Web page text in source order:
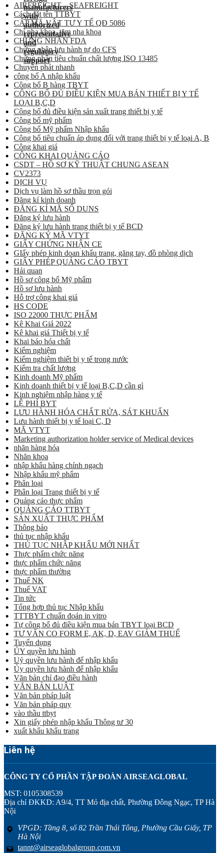
AIRFREIGHT – SEAFREIGHT
Cách đặt tên TTBYT
CẤP MÃ VẬT TƯ Y TẾ QĐ 5086
Chỉ nha khoa, tăm nha khoa
CHỨNG NHẬN FDA
Chứng nhận lưu hành tự do CFS
Chứng nhận tiêu chuẩn chất lượng ISO 13485
Chuyển phát nhanh
công bố A nhập khẩu
Công bố B hàng TBYT
CÔNG BỐ ĐỦ ĐIỀU KIỆN MUA BÁN THIẾT BỊ Y TẾ
LOẠI B,C,D
Công bố đủ điều kiện sản xuất trang thiết bị y tế
Công bố mỹ phẩm
Công bố Mỹ phẩm Nhập khẩu
Công bố tiêu chuẩn áp dụng đối với trang thiết bị y tế loại A, B
Công khai giá
CÔNG KHAI QUẢNG CÁO
CSDT – HỒ SƠ KỸ THUẬT CHUNG ASEAN
CV2373
DỊCH VỤ
Dịch vụ làm hồ sơ thầu trọn gói
Đăng kí kinh doanh
ĐĂNG KÍ MÃ SỐ DUNS
Đăng ký lưu hành
Đăng ký lưu hành trang thiết bị y tế BCD
ĐĂNG KÝ MÃ VTYT
GIẤY CHỨNG NHẬN CE
GIấy phép kinh doan khẩu trang, găng tay, đồ phòng dịch
GIẤY PHÉP QUẢNG CÁO TBYT
Hải quan
Hồ sơ công bố Mỹ phẩm
Hồ sơ lưu hành
Hỗ trợ công khai giá
HS CODE
ISO 22000 THỰC PHẨM
Kê Khai Giá 2022
Kê khai giá Thiết bị y tế
Khai báo hóa chất
Kiểm nghiệm
Kiểm nghiệm thiết bị y tế trong nước
Kiểm tra chất lượng
Kinh doanh Mỹ phẩm
Kinh doanh thiết bị y tế loại B,C,D cần gì
Kinh nghiệm nhập hàng y tế
LỆ PHÍ BYT
LƯU HÀNH HÓA CHẤT RỬA, SÁT KHUẨN
Lưu hành thiết bị y tế loại C, D
MÃ VTYT
Marketing authorization holder service of Medical devices
nhãn hàng hóa
Nhãn khoa
nhập khẩu hàng chính ngạch
Nhập khẩu mỹ phẩm
Phân loại
Phân loại Trang thiết bị y tế
Quảng cáo thực phẩm
QUẢNG CÁO TTBYT
SẢN XUẤT THỰC PHẨM
Thông báo
thủ tục nhập khẩu
THỦ TỤC NHẬP KHẨU MỚI NHẤT
Thực phẩm chức năng
thực phẩm chức năng
thực phẩm thường
Thuế NK
Thuế VAT
Tin tức
Tổng hợp thủ tục Nhập khẩu
TTTBYT chuẩn đoán in vitro
Tự công bố đủ điều kiện mua bán TBYT loại BCD
TƯ VẤN CO FORM E, AK, D, EAV GIẢM THUẾ
Tuyển dụng
ỦY quyền lưu hành
Uỷ quyền lưu hành để nhập khẩu
Ủy quyền lưu hành để nhập khẩu
Văn bản chỉ đạo điều hành
VĂN BẢN LUẬT
Văn bản pháp luật
Văn bản pháp quy
vào thầu ttbyt
Xin giấy phép nhập khẩu Thông tư 30
xuất khẩu khẩu trang
Liên hệ
CÔNG TY CỔ PHẦN TẬP ĐOÀN AIRSEAGLOBAL
MST: 0105308539
Địa chỉ ĐKKD: A9/4, TT Mỏ địa chất, Phường Đông Ngạc, TP Hà
Nội
VPGD: Tầng 8, số 82 Trần Thái Tông, Phường Cầu Giấy, TP
Hà Nội
tannt@airseaglobalgroup.com.vn